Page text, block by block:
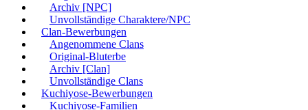
Archiv [NPC]
Unvollständige Charaktere/NPC
Clan-Bewerbungen
Angenommene Clans
Original-Bluterbe
Archiv [Clan]
Unvollständige Clans
Kuchiyose-Bewerbungen
Kuchiyose-Familien